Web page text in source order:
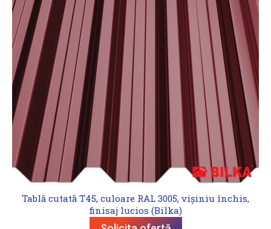
Tablă cutată T45, culoare RAL 3005, vișiniu închis,
finisaj lucios (Bilka)